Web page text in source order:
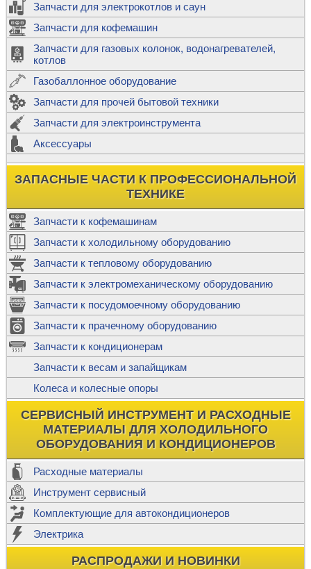
Запчасти для электрокотлов и саун
Запчасти для кофемашин
Запчасти для газовых колонок, водонагревателей,
котлов
Газобаллонное оборудование
Запчасти для прочей бытовой техники
Запчасти для электроинструмента
Аксессуары
ЗАПАСНЫЕ ЧАСТИ К ПРОФЕССИОНАЛЬНОЙ
ТЕХНИКЕ
Запчасти к кофемашинам
Запчасти к холодильному оборудованию
Запчасти к тепловому оборудованию
Запчасти к электромеханическому оборудованию
Запчасти к посудомоечному оборудованию
Запчасти к прачечному оборудованию
Запчасти к кондиционерам
Запчасти к весам и запайщикам
Колеса и колесные опоры
СЕРВИСНЫЙ ИНСТРУМЕНТ И РАСХОДНЫЕ
МАТЕРИАЛЫ ДЛЯ ХОЛОДИЛЬНОГО
ОБОРУДОВАНИЯ И КОНДИЦИОНЕРОВ
Расходные материалы
Инструмент сервисный
Комплектующие для автокондиционеров
Электрика
РАСПРОДАЖИ И НОВИНКИ